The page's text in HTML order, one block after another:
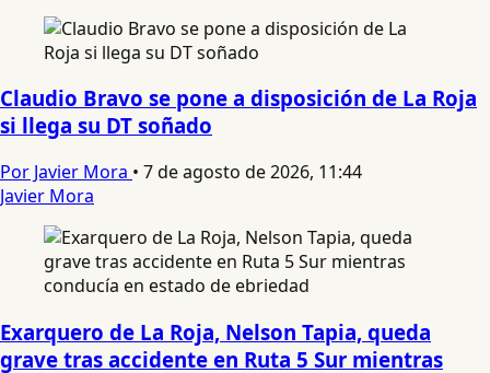
Claudio Bravo se pone a disposición de La Roja
si llega su DT soñado
Por Javier Mora • 7 de agosto de 2026, 11:44
Javier Mora
Exarquero de La Roja, Nelson Tapia, queda
grave tras accidente en Ruta 5 Sur mientras